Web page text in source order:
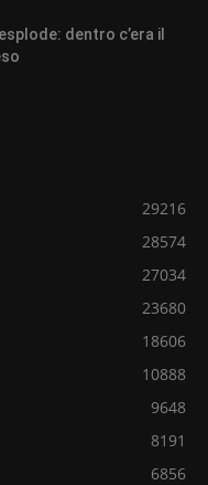
dentro c’era il
29216
28574
27034
23680
18606
10888
9648
8191
6856